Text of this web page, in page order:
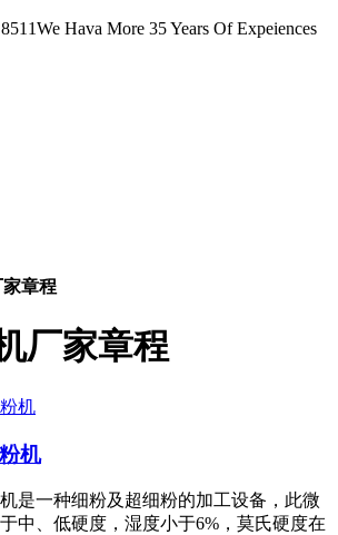
We Hava More 35 Years Of Expeiences
章程
厂家章程
机
是一种细粉及超细粉的加工设备，此微
中、低硬度，湿度小于6%，莫氏硬度在